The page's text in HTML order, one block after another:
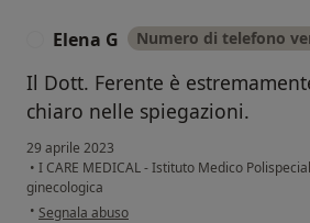
Elena G Numero di telefono
Il Dott. Ferente è
chiaro nelle spiegazioni.
29 aprile 2023
• I CARE MEDICAL - Istituto Medico
ginecologica
• secondo l'opinione dell'utente Elena G
Segnala abuso